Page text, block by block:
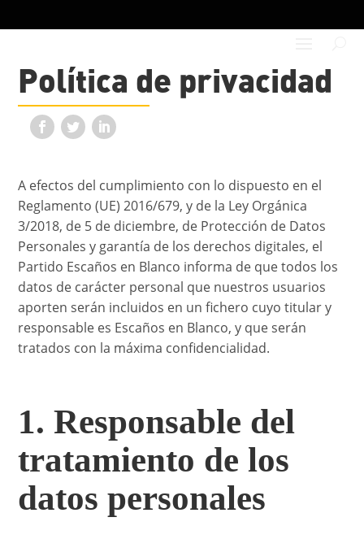
Política de privacidad
A efectos del cumplimiento con lo dispuesto en el
Reglamento (UE) 2016/679, y de la Ley Orgánica
3/2018, de 5 de diciembre, de Protección de Datos
Personales y garantía de los derechos digitales, el
Partido Escaños en Blanco informa de que todos los
datos de carácter personal que nuestros usuarios
aporten serán incluidos en un fichero cuyo titular y
responsable es Escaños en Blanco, y que serán
tratados con la máxima confidencialidad.
1. Responsable del
tratamiento de los
datos personales